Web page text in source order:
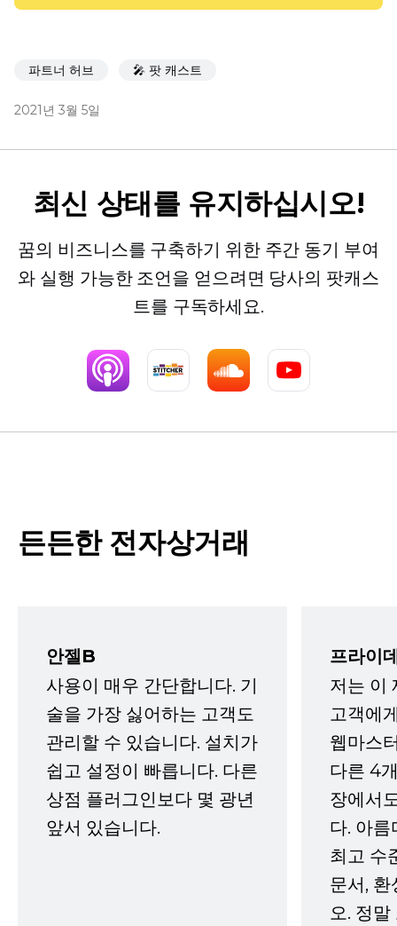
파트너 허브 🎤 팟 캐스트
2021년 3월 5일
최신 상태를 유지하십시오!
꿈의 비즈니스를 구축하기 위한 주간 동기 부여
와 실행 가능한 조언을 얻으려면 당사의 팟캐스
트를 구독하세요.
든든한 전자상거래
안젤B
사용이 매우 간단합니다. 기
술을 가장 싫어하는 고객도
관리할 수 있습니다. 설치가
쉽고 설정이 빠릅니다. 다른
상점 플러그인보다 몇 광년
앞서 있습니다.
프라이
저는 이
고객에
웹마스
다른 4
장에서
다. 아름
최고 수
문서,
오. 정